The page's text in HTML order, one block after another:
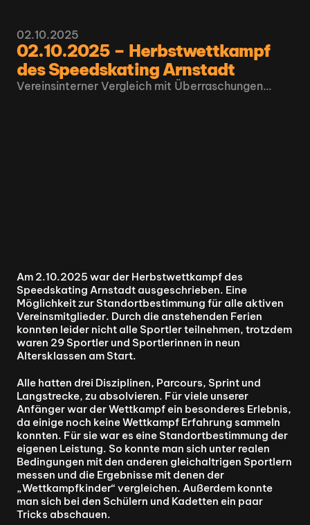
02.10.2025 – Herbstwettkampf
des Speedskating Arnstadt
Vereinsinterner Vergleich mit Überraschungen…
02.10.2025
Am 2.10.2025 war der Herbstwettkampf des
Speedskating Arnstadt ausgeschrieben. Eine
Möglichkeit zur Standortbestimmung für alle aktiven
Vereinsmitglieder. Durch die anstehenden Ferien
konnten leider nicht alle Sportler teilnehmen, trotzdem
waren 29 Sportler und Sportlerinnen in neun
Altersklassen am Start.
Alle hatten drei Disziplinen, Parcours, Sprint und
Langstrecke, zu absolvieren. Für viele unserer
Anfänger war der Wettkampf ein besonderes Erlebnis,
da einige noch keine Wettkampf Erfahrung sammeln
konnten. Für sie war es eine Standortbestimmung der
eigenen Leistung. So konnte man sich unter realen
Bedingungen mit den anderen gleichaltrigen Sportlern
messen und die Ergebnisse mit denen der
„Wettkampfkinder“ vergleichen. Außerdem konnte
man sich bei den Schülern und Kadetten ein paar
Tricks abschauen.